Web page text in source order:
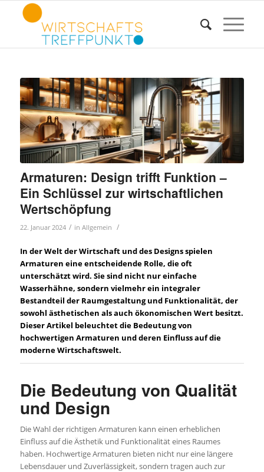
Armaturen: Design trifft Funktion –
Ein Schlüssel zur wirtschaftlichen
Wertschöpfung
22. Januar 2024 / in Allgemein /
In der Welt der Wirtschaft und des Designs spielen
Armaturen eine entscheidende Rolle, die oft
unterschätzt wird. Sie sind nicht nur einfache
Wasserhähne, sondern vielmehr ein integraler
Bestandteil der Raumgestaltung und Funktionalität, der
sowohl ästhetischen als auch ökonomischen Wert besitzt.
Dieser Artikel beleuchtet die Bedeutung von
hochwertigen Armaturen und deren Einfluss auf die
moderne Wirtschaftswelt.
Die Bedeutung von Qualität
und Design
Die Wahl der richtigen Armaturen kann einen erheblichen
Einfluss auf die Ästhetik und Funktionalität eines Raumes
haben. Hochwertige Armaturen bieten nicht nur eine längere
Lebensdauer und Zuverlässigkeit, sondern tragen auch zur